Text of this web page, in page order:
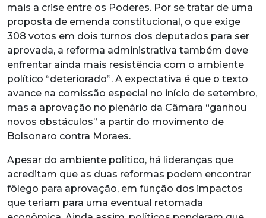
mais a crise entre os Poderes. Por se tratar de uma
proposta de emenda constitucional, o que exige
308 votos em dois turnos dos deputados para ser
aprovada, a reforma administrativa também deve
enfrentar ainda mais resistência com o ambiente
político “deteriorado”. A expectativa é que o texto
avance na comissão especial no início de setembro,
mas a aprovação no plenário da Câmara “ganhou
novos obstáculos” a partir do movimento de
Bolsonaro contra Moraes.
Apesar do ambiente político, há lideranças que
acreditam que as duas reformas podem encontrar
fôlego para aprovação, em função dos impactos
que teriam para uma eventual retomada